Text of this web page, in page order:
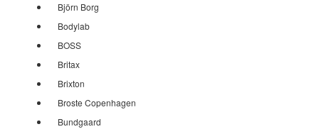
Björn Borg
Bodylab
BOSS
Britax
Brixton
Broste Copenhagen
Bundgaard